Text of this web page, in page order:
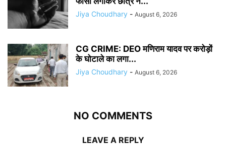
Jiya Choudhary - August 6, 2026
CG CRIME: DEO मणिराम यादव पर करोड़ों
के घोटाले का लगा...
Jiya Choudhary - August 6, 2026
NO COMMENTS
LEAVE A REPLY